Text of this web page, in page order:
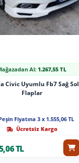
Al:1.267,55 TL
Civic Uyumlu Fb7 Sağ Sol
Flaplar
Fiyatına 3 x 1.555,06 TL
Ücretsiz Kargo
TL